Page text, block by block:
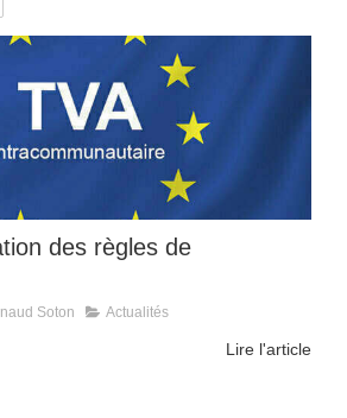
des règles de
Soton Actualités
Lire l'article